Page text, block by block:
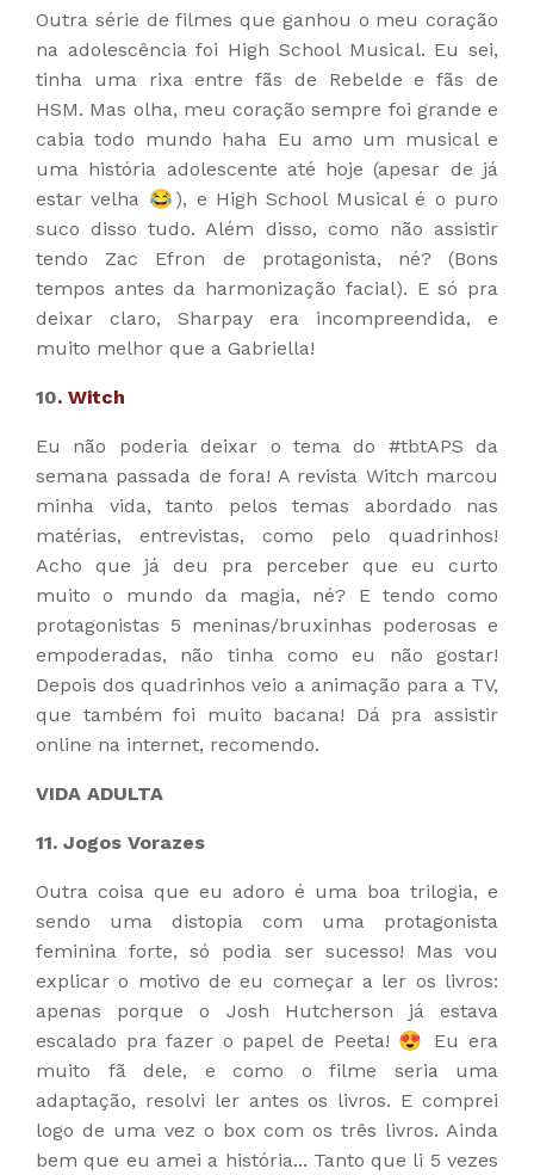
Outra série de filmes que ganhou o meu coração
na adolescência foi High School Musical. Eu sei,
tinha uma rixa entre fãs de Rebelde e fãs de
HSM. Mas olha, meu coração sempre foi grande e
cabia todo mundo haha Eu amo um musical e
uma história adolescente até hoje (apesar de já
estar velha 😂), e High School Musical é o puro
suco disso tudo. Além disso, como não assistir
tendo Zac Efron de protagonista, né? (Bons
tempos antes da harmonização facial). E só pra
deixar claro, Sharpay era incompreendida, e
muito melhor que a Gabriella!
10. Witch
Eu não poderia deixar o tema do #tbtAPS da
semana passada de fora! A revista Witch marcou
minha vida, tanto pelos temas abordado nas
matérias, entrevistas, como pelo quadrinhos!
Acho que já deu pra perceber que eu curto
muito o mundo da magia, né? E tendo como
protagonistas 5 meninas/bruxinhas poderosas e
empoderadas, não tinha como eu não gostar!
Depois dos quadrinhos veio a animação para a TV,
que também foi muito bacana! Dá pra assistir
online na internet, recomendo.
VIDA ADULTA
11. Jogos Vorazes
Outra coisa que eu adoro é uma boa trilogia, e
sendo uma distopia com uma protagonista
feminina forte, só podia ser sucesso! Mas vou
explicar o motivo de eu começar a ler os livros:
apenas porque o Josh Hutcherson já estava
escalado pra fazer o papel de Peeta! 😍 Eu era
muito fã dele, e como o filme seria uma
adaptação, resolvi ler antes os livros. E comprei
logo de uma vez o box com os três livros. Ainda
bem que eu amei a história... Tanto que li 5 vezes